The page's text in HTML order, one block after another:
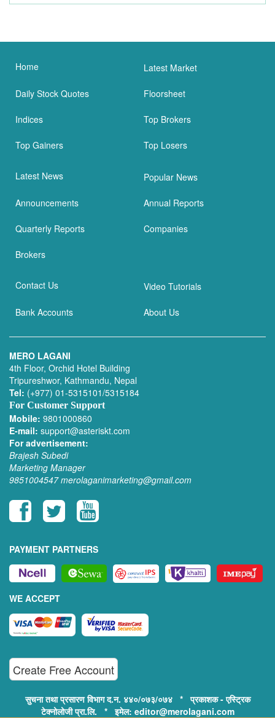
Home Latest Market
Daily Stock Quotes Floorsheet
Indices Top Brokers
Top Gainers Top Losers
Latest News Popular News
Announcements Annual Reports
Quarterly Reports Companies
Brokers
Contact Us Video Tutorials
Bank Accounts About Us
MERO LAGANI
4th Floor, Orchid Hotel Building
Tripureshwor, Kathmandu, Nepal
Tel: (+977) 01-5315101/5315184
For Customer Support
Mobile: 9801000860
E-mail: support@asteriskt.com
For advertisement:
Brajesh Subedi
Marketing Manager
9851004547 merolaganimarketing@gmail.com
PAYMENT PARTNERS
WE ACCEPT
Create Free Account
सुचना तथा प्रसारण विभाग द.न. ४४०/०७३/०७४ * प्रकाशक - एस्ट्रिक
टेक्नोलोजी प्रा.लि. * इमेल: editor@merolagani.com